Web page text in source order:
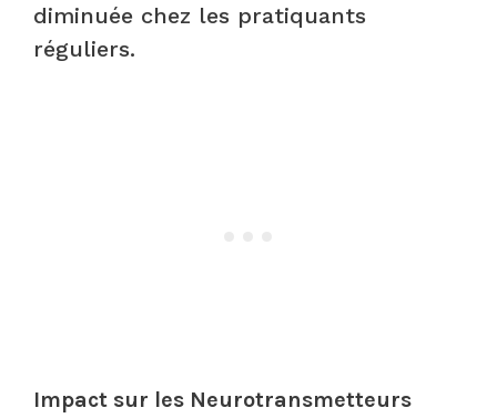
diminuée chez les pratiquants
réguliers.
Impact sur les Neurotransmetteurs